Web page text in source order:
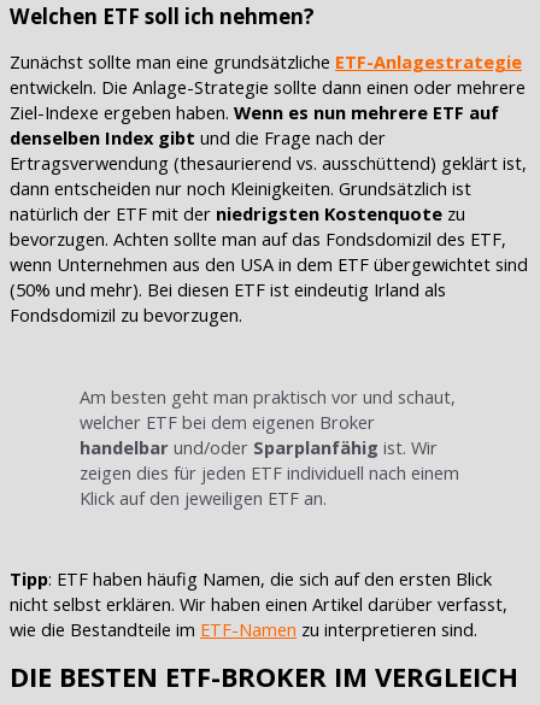
Welchen ETF soll ich nehmen?
Zunächst sollte man eine grundsätzliche ETF-Anlagestrategie
entwickeln. Die Anlage-Strategie sollte dann einen oder mehrere
Ziel-Indexe ergeben haben. Wenn es nun mehrere ETF auf
denselben Index gibt und die Frage nach der
Ertragsverwendung (thesaurierend vs. ausschüttend) geklärt ist,
dann entscheiden nur noch Kleinigkeiten. Grundsätzlich ist
natürlich der ETF mit der niedrigsten Kostenquote zu
bevorzugen. Achten sollte man auf das Fondsdomizil des ETF,
wenn Unternehmen aus den USA in dem ETF übergewichtet sind
(50% und mehr). Bei diesen ETF ist eindeutig Irland als
Fondsdomizil zu bevorzugen.
Am besten geht man praktisch vor und schaut,
welcher ETF bei dem eigenen Broker
handelbarund/oder Sparplanfähig ist. Wir
zeigen dies für jeden ETF individuell nach einem
Klick auf den jeweiligen ETF an.
Tipp: ETF haben häufig Namen, die sich auf den ersten Blick
nicht selbst erklären. Wir haben einen Artikel darüber verfasst,
wie die Bestandteile im ETF-Namen zu interpretieren sind.
DIE BESTEN ETF-BROKER IM VERGLEICH